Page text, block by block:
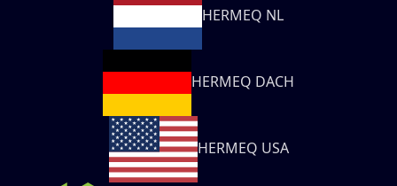
HERMEQ NL
HERMEQ DACH
HERMEQ USA